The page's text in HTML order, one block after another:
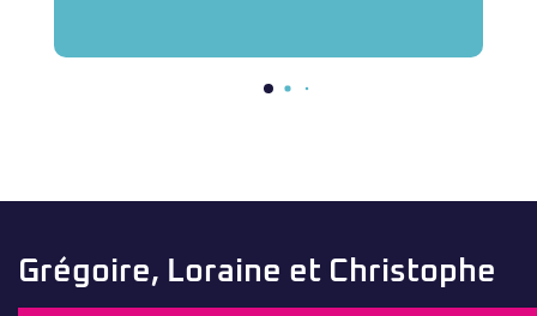
Grégoire, Loraine et Christophe